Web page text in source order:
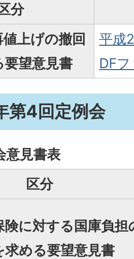
区分
上げの撤回
要望意見書
平成
DF
第4回定例会
意見書表
区分
険に対する国庫負担
求める要望意見書